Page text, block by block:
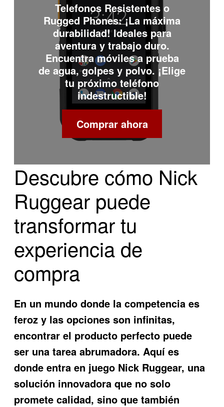
Telefonos Resistentes o
Rugged Phones: ¡La máxima
durabilidad! Ideales para
aventura y trabajo duro.
Encuentra móviles a prueba
de agua, golpes y polvo. ¡Elige
tu próximo teléfono
indestructible!
Comprar ahora
Descubre cómo Nick
Ruggear puede
transformar tu
experiencia de
compra
En un mundo donde la competencia es
feroz y las opciones son infinitas,
encontrar el producto perfecto puede
ser una tarea abrumadora. Aquí es
donde entra en juego Nick Ruggear, una
solución innovadora que no solo
promete calidad, sino que también